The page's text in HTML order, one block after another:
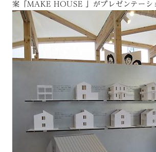
案「MAKE HOUSE 」がプレゼンテーシ